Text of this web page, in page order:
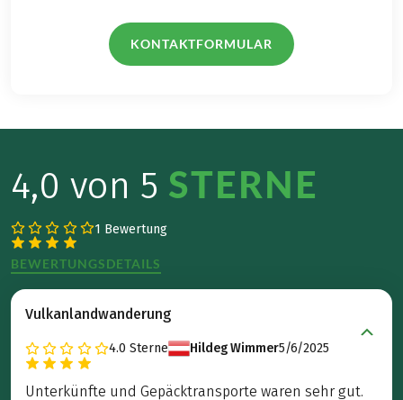
KONTAKTFORMULAR
4,0 von 5 STERNE
1 Bewertung
BEWERTUNGSDETAILS
Vulkanlandwanderung
4.0 Sterne Hildeg Wimmer5/6/2025
Unterkünfte und Gepäcktransporte waren sehr gut.